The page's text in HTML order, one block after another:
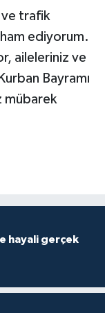
ve trafik
ediyorum.
aileleriniz ve
Bayramı
mübarek
hayali gerçek